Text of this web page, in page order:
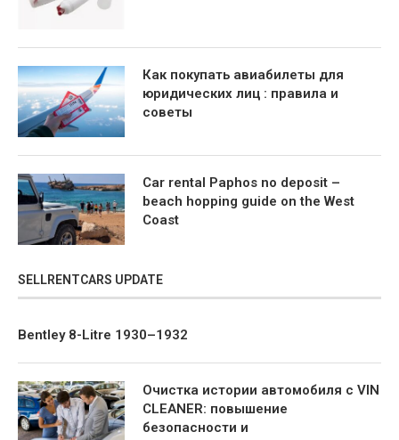
Как покупать авиабилеты для
юридических лиц : правила и
советы
Car rental Paphos no deposit –
beach hopping guide on the West
Coast
SELLRENTCARS UPDATE
Bentley 8-Litre 1930–1932
Очистка истории автомобиля с VIN
CLEANER: повышение
безопасности и